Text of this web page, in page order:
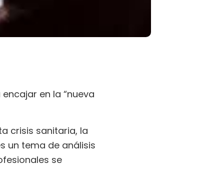
en la “nueva
crisis sanitaria, la
un tema de análisis
se